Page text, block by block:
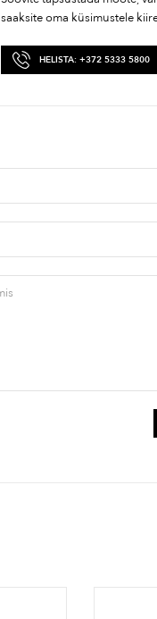
saaksite oma küsimustele
HELISTA: +372 5333 5800